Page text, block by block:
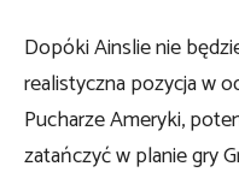
Dopóki Ainslie nie
realistyczna pozycja w
Pucharze Ameryki,
zatańczyć w planie gry